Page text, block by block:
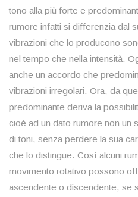
tono alla più forte e
rumore infatti si differenzia dal
vibrazioni che lo producono
nel tempo che nella intensità.
anche un accordo che
vibrazioni irregolari. Ora, da
predominante deriva la
cioè ad un dato rumore non un
di toni, senza perdere la sua
che lo distingue. Così alcuni
movimento rotativo possono
ascendente o discendente, se